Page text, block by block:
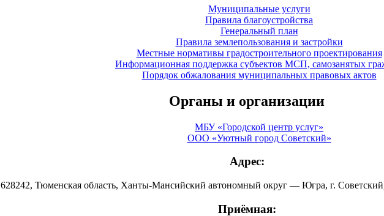
Муниципальные услуги
Правила благоустройства
Генеральный план
Правила землепользования и застройки
Местные нормативы градостроительного проектирования
Информационная поддержка субъектов МСП, самозанятых
Порядок обжалования муниципальных правовых актов
Органы и организации
МБУ «Городской центр услуг»
ООО «Уютный город Советский»
Адрес:
628242, Тюменская область, Ханты-Мансийский автономный округ — Югра, г.
Приёмная: